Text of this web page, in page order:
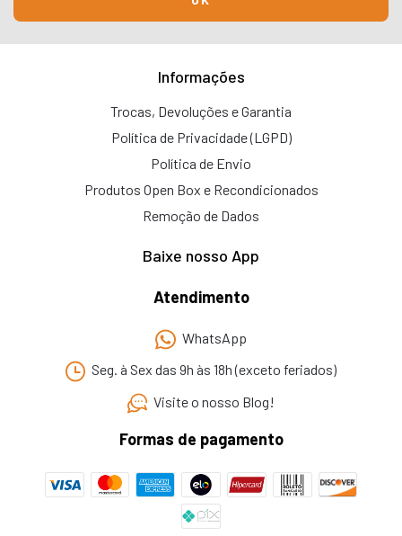
Informações
Trocas, Devoluções e Garantia
Política de Privacidade (LGPD)
Política de Envio
Produtos Open Box e Recondicionados
Remoção de Dados
Baixe nosso App
Atendimento
WhatsApp
Seg. à Sex das 9h às 18h (exceto feriados)
Visite o nosso Blog!
Formas de pagamento